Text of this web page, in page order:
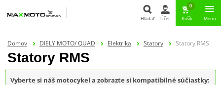
Hľadať
Hľadať Účet
0
Košík Menu
Domov DIELY MOTO/ QUAD Elektrika Statory Statory RMS
Statory RMS
Vyberte si náš motocykel a zobrazte si kompatibilné súčiastky: